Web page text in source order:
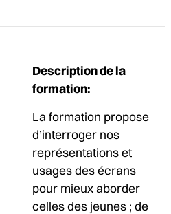
Description de la
formation:
La formation propose
d’interroger nos
représentations et
usages des écrans
pour mieux aborder
celles des jeunes ; de